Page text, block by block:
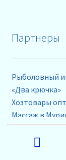
Партнеры
Рыболовный
«Два крючка»
Хозтовары
Массаж в